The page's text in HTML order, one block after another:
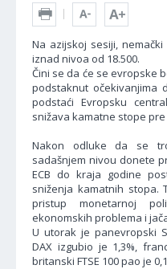
Na azijskoj sesiji,
iznad nivoa od 18.500.
Čini se da će se evropske
podstaknut očekivanjima
podstaći Evropsku
snižava kamatne stope pre
Nakon odluke da se
sadašnjem nivou donete
ECB do kraja godine
sniženja kamatnih stopa.
pristup monetarnoj
ekonomskih problema i
U utorak je panevropski
DAX izgubio je 1,3%,
britanski FTSE 100 pao je